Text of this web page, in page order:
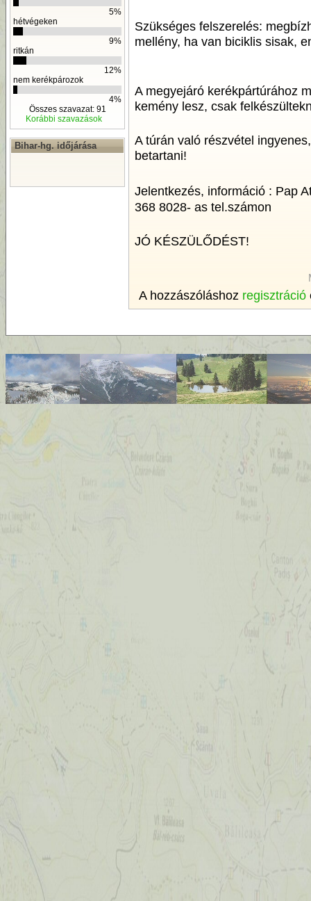
5%
hétvégeken
9%
ritkán
12%
nem kerékpározok
4%
Összes szavazat: 91
Korábbi szavazások
Bihar-hg. időjárása
Szükséges felszerelés:
mellény, ha van biciklis sisak,
A megyejáró kerékpártúrához
kemény lesz, csak
A túrán való részvétel
betartani!
Jelentkezés, információ : Pap
368 8028- as tel.számon
JÓ KÉSZÜLŐDÉST!
A hozzászóláshoz regisztráció
By